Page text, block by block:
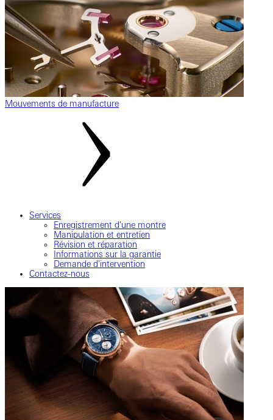
Mouvements de manufacture
Services
Enregistrement d'une montre
Manipulation et entretien
Révision et réparation
Informations sur la garantie
Demande d'intervention
Contactez-nous